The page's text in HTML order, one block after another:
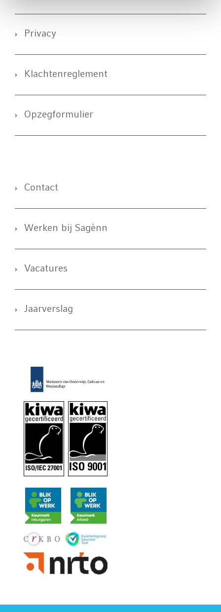
Privacy
Klachtenreglement
Opzegformulier
Contact
Werken bij Sagènn
Vacatures
Jaarverslag